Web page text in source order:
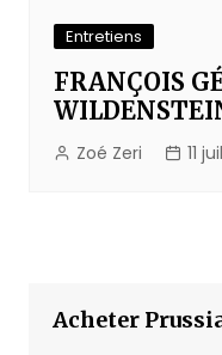
Entretiens
FRANÇOIS
Zoé Zeri 11
Acheter